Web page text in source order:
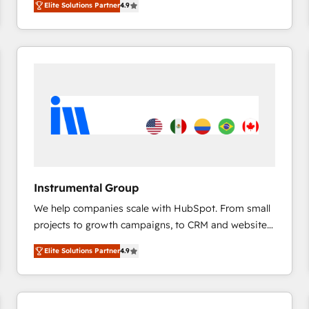
marketing automation, Growth, Revops, CRM et
webdesign. Markentive is both a consulting firm, a
digital agency and an integrator. With over 115
customers).
Elite Solutions Partner4.9
Instrumental Group
We help companies scale with HubSpot. From small
projects to growth campaigns, to CRM and websites.
Hire an agency that's experienced in every inch of
HubSpot and willing to work hand-in-hand with your
team to simplify the complex and build a better
experience for your team and customers.
Elite Solutions Partner4.9